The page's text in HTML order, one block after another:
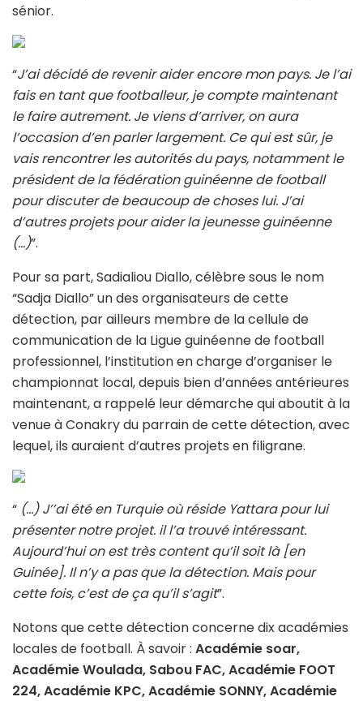
sénior.
“J’ai décidé de revenir aider encore mon pays. Je l’ai
fais en tant que footballeur, je compte maintenant
le faire autrement. Je viens d’arriver, on aura
l’occasion d’en parler largement. Ce qui est sûr, je
vais rencontrer les autorités du pays, notamment le
président de la fédération guinéenne de football
pour discuter de beaucoup de choses lui. J’ai
d’autres projets pour aider la jeunesse guinéenne
(…)”.
Pour sa part, Sadialiou Diallo, célèbre sous le nom
“Sadja Diallo” un des organisateurs de cette
détection, par ailleurs membre de la cellule de
communication de la Ligue guinéenne de football
professionnel, l’institution en charge d’organiser le
championnat local, depuis bien d’années antérieures
maintenant, a rappelé leur démarche qui aboutit à la
venue à Conakry du parrain de cette détection, avec
lequel, ils auraient d’autres projets en filigrane.
“ (…) J’’ai été en Turquie où réside Yattara pour lui
présenter notre projet. il l’a trouvé intéressant.
Aujourd’hui on est très content qu’il soit là [en
Guinée]. Il n’y a pas que la détection. Mais pour
cette fois, c’est de ça qu’il s’agit”.
Notons que cette détection concerne dix académies
locales de football. À savoir : Académie soar,
Académie Woulada, Sabou FAC, Académie FOOT
224, Académie KPC, Académie SONNY, Académie